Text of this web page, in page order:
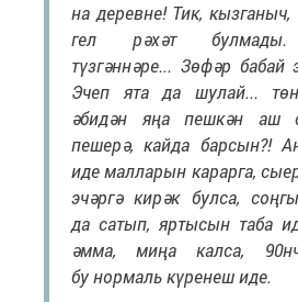
на деревне! Тик, кызганыч,
гел рәхәт булмады.
түзгәннәре... Зөфәр бабай
Эчеп ята да шулай...
әбидән яңа пешкән аш
пешерә, кайда барсын?!
иде малларын карарга,
эчәргә кирәк булса,
да сатып, яртысын таба
әмма, миңа калса,
бу нормаль күренеш иде.